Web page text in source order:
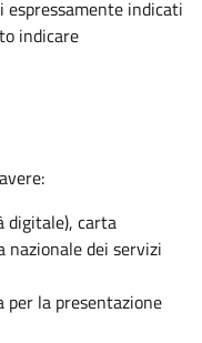
espressamente indicati
indicare
digitale), carta
nazionale dei servizi
la presentazione